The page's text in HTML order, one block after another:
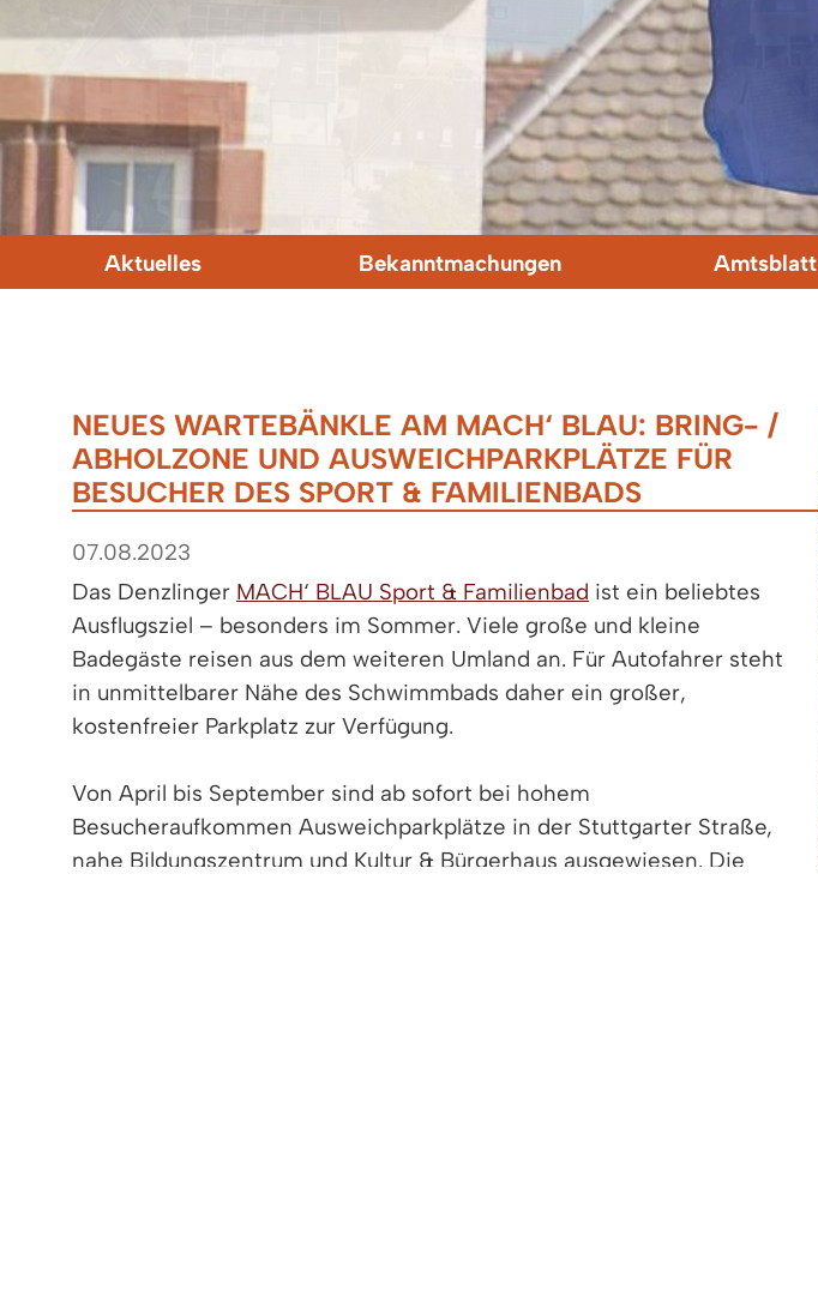
Aktuelles Bekanntmachungen Amtsblatt
NEUES WARTEBÄNKLE AM MACH‘ BLAU: BRING- /
ABHOLZONE UND AUSWEICHPARKPLÄTZE FÜR
BESUCHER DES SPORT & FAMILIENBADS
07.08.2023
Das Denzlinger MACH‘ BLAU Sport & Familienbad ist ein beliebtes
Ausflugsziel – besonders im Sommer. Viele große und kleine
Badegäste reisen aus dem weiteren Umland an. Für Autofahrer steht
in unmittelbarer Nähe des Schwimmbads daher ein großer,
kostenfreier Parkplatz zur Verfügung.
Von April bis September sind ab sofort bei hohem
Besucheraufkommen Ausweichparkplätze in der Stuttgarter Straße,
nahe Bildungszentrum und Kultur & Bürgerhaus ausgewiesen. Die